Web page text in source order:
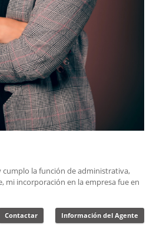
cumplo la función de administrativa,
mi incorporación en la empresa fue en
Información del Agente
Contactar